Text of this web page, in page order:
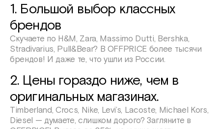
1. Большой выбор классных
брендов
Скучаете по H&M, Zara, Massimo Dutti, Bershka,
Stradivarius, Pull&Bear? В OFFPRICE более тысячи
брендов! И даже те, что ушли из России.
2. Цены гораздо ниже, чем в
оригинальных магазинах.
Timberland, Crocs, Nike, Levi’s, Lacoste, Michael Kors,
Diesel — думаете, слишком дорого? Загляните в